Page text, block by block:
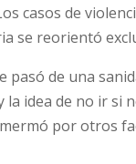
casos de
se reorientó
de una
la idea de no ir si
por otros